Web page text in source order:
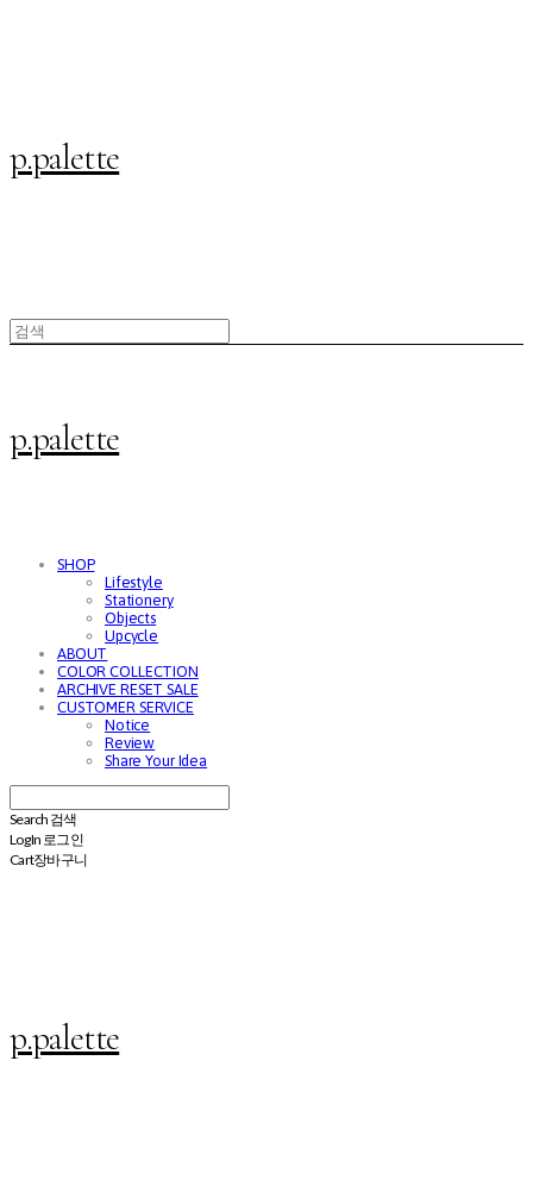
p.palette
p.palette
SHOP
Lifestyle
Stationery
Objects
Upcycle
ABOUT
COLOR COLLECTION
ARCHIVE RESET SALE
CUSTOMER SERVICE
Notice
Review
Share Your Idea
Search 검색
Log In 로그인
Cart장바구니
p.palette